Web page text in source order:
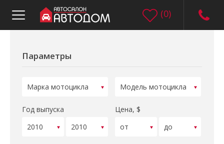
(0)
Параметры
Год выпуска Цена, $